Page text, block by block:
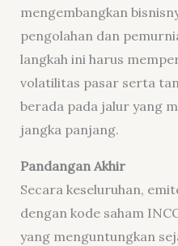
mengembangkan
pengolahan dan
langkah ini harus
volatilitas pasar serta
berada pada jalur yang
jangka panjang.
Pandangan Akhir
Secara keseluruhan,
dengan kode saham
yang menguntungkan